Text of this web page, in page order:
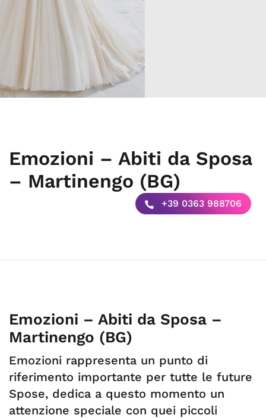
Emozioni – Abiti da Sposa
– Martinengo (BG)
+39 0363 988706
Emozioni – Abiti da Sposa –
Martinengo (BG)
Emozioni rappresenta un punto di
riferimento importante per tutte le future
Spose, dedica a questo momento un
attenzione speciale con quei piccoli